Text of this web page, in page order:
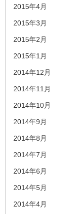
2015年4月
2015年3月
2015年2月
2015年1月
2014年12月
2014年11月
2014年10月
2014年9月
2014年8月
2014年7月
2014年6月
2014年5月
2014年4月